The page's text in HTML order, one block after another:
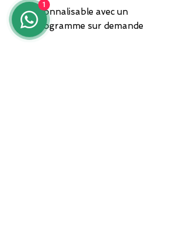
Personnalisable avec un
monogramme sur demande
1